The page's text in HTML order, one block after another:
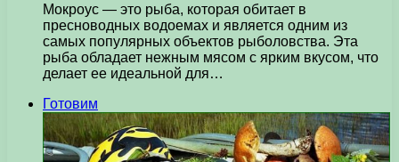
Мокроус — это рыба, которая обитает в
пресноводных водоемах и является одним из
самых популярных объектов рыболовства. Эта
рыба обладает нежным мясом с ярким вкусом, что
делает ее идеальной для…
Готовим